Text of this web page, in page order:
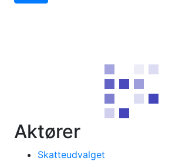
Aktører
Skatteudvalget